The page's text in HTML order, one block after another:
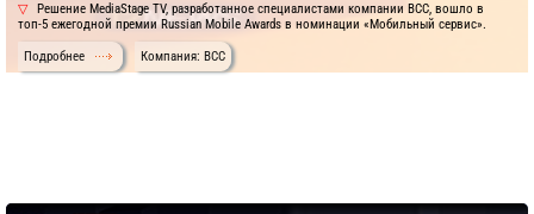
Решение MediaStage TV, разработанное специалистами компании ВСС, вошло в
топ-5 ежегодной премии Russian Mobile Awards в номинации «Мобильный сервис».
Подробнее Компания: BCC